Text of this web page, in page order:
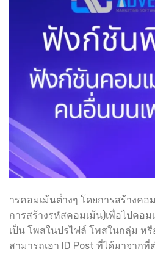
ารคอมเม้นต่่างๆ โดยการสร้างค
การสร้างรหัสคอมเม้น)เพื่อไปคอม
เป็น โพสในปรไฟล์ โพสในกลุ่ม ห
สามารถเอา ID Post ที่ได้มาจากที่